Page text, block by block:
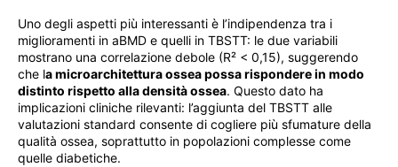
Uno degli aspetti più interessanti è l’indipendenza tra i
miglioramenti in aBMD e quelli in TBSTT: le due variabili
mostrano una correlazione debole (R² < 0,15), suggerendo
che la microarchitettura ossea possa rispondere in modo
distinto rispetto alla densità ossea. Questo dato ha
implicazioni cliniche rilevanti: l’aggiunta del TBSTT alle
valutazioni standard consente di cogliere più sfumature della
qualità ossea, soprattutto in popolazioni complesse come
quelle diabetiche.